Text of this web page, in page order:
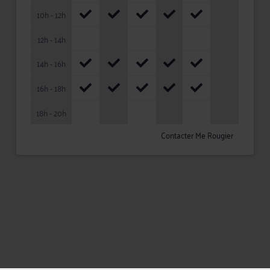
10h - 12h
12h - 14h
14h - 16h
16h - 18h
18h - 20h
Contacter Me Rougier